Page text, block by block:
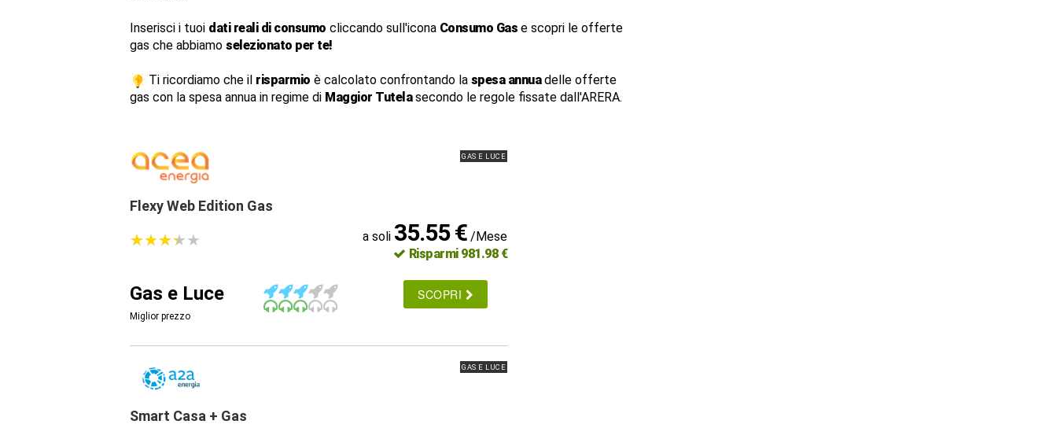
Inserisci i tuoi dati reali di consumo cliccando sull'icona Consumo Gas e scopri le offerte
gas che abbiamo selezionato per te!
Ti ricordiamo che il risparmio è calcolato confrontando la spesa annuadelle offerte
gas con la spesa annua in regime di Maggior Tutelasecondo le regole fissate dall'ARERA.
GAS E LUCE
Flexy Web Edition Gas
★★★★★
★★★★★ a soli 35.55 € /Mese
Risparmi 981.98 €
Gas e Luce
Miglior prezzo
SCOPRI
GAS E LUCE
Smart Casa + Gas